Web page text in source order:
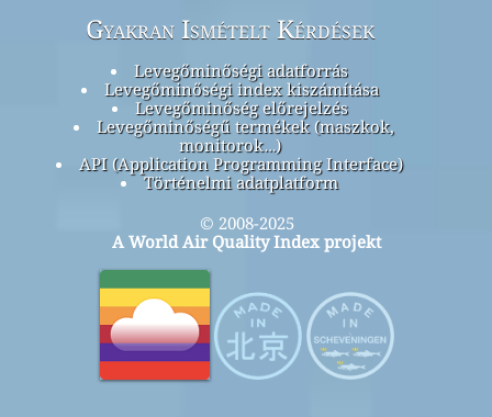
Gyakran Ismételt Kérdések
Levegőminőségi adatforrás
Levegőminőségi index kiszámítása
Levegőminőség előrejelzés
Levegőminőségű termékek (maszkok,
monitorok…)
API (Application Programming Interface)
Történelmi adatplatform
© 2008-2025
A World Air Quality Index projekt